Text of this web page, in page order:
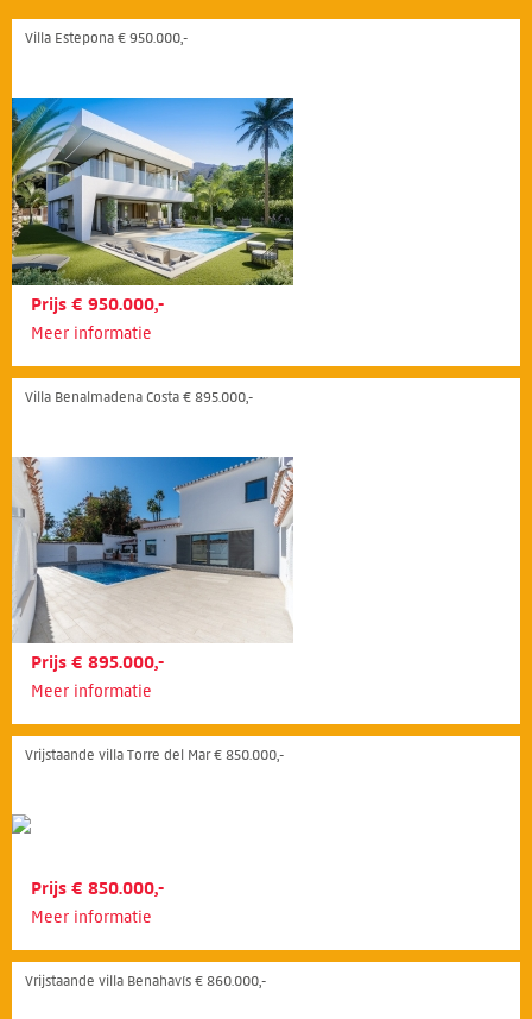
Villa Estepona € 950.000,-
Prijs € 950.000,-
Meer informatie
Villa Benalmadena Costa € 895.000,-
Prijs € 895.000,-
Meer informatie
Vrijstaande villa Torre del Mar € 850.000,-
Prijs € 850.000,-
Meer informatie
Vrijstaande villa Benahavís € 860.000,-